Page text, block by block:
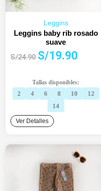
Leggins
Leggins baby rib rosado
suave
S/24.90
El
era:
S/24.90.
S/19.90
es:
S/19.90.
Tallas disponibles:
2 4 6 8 10
12
14
Ver Detalles